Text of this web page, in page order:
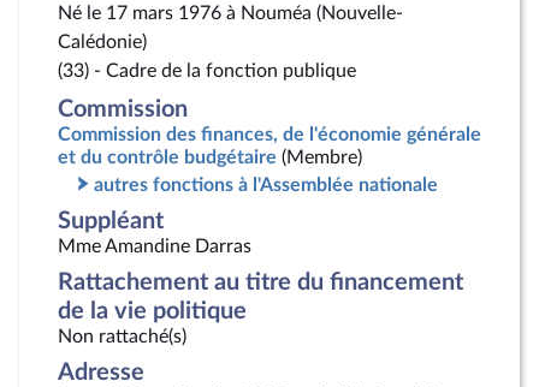
Né le 17 mars 1976 à Nouméa (Nouvelle-
Calédonie)
(33) - Cadre de la fonction publique
Commission
Commission des finances, de l'économie générale
et du contrôle budgétaire (Membre)
autres fonctions à l'Assemblée nationale
Suppléant
Mme Amandine Darras
Rattachement au titre du financement
de la vie politique
Non rattaché(s)
Adresse